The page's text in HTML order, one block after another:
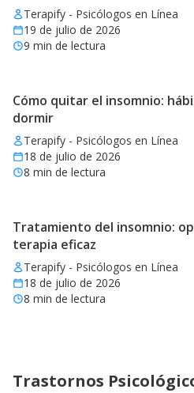
Terapify - Psicólogos en Línea
19 de julio de 2026
9 min de lectura
Cómo quitar el insomnio:
dormir
Terapify - Psicólogos en Línea
18 de julio de 2026
8 min de lectura
Tratamiento del insomnio:
terapia eficaz
Terapify - Psicólogos en Línea
18 de julio de 2026
8 min de lectura
Trastornos